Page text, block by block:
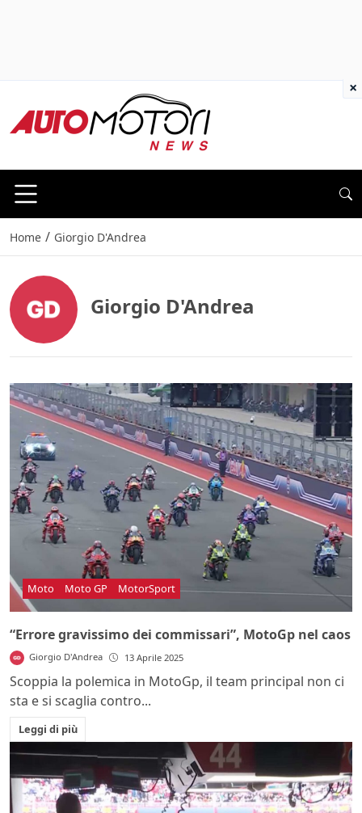
Home / Giorgio D'Andrea
Giorgio D'Andrea
Moto Moto GP MotorSport
“Errore gravissimo dei commissari”, MotoGp nel caos
Giorgio D'Andrea 13 Aprile 2025
Scoppia la polemica in MotoGp, il team principal non ci
sta e si scaglia contro...
Leggi di più
×